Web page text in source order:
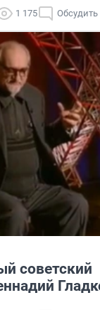
1 175 Обсудить
советский